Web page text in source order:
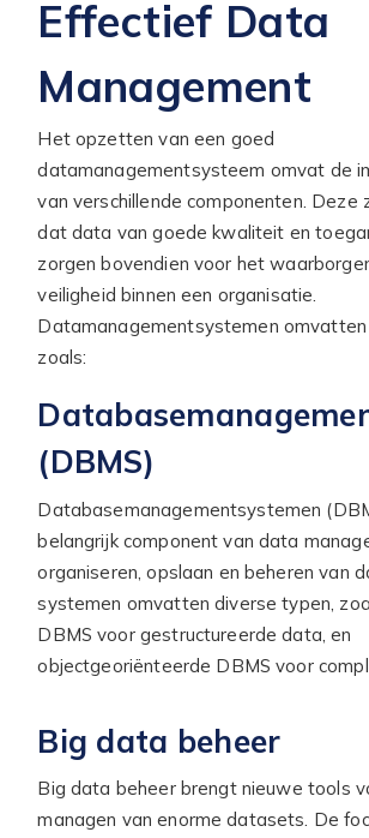
Effectief Data
Management
Het opzetten van een goed
datamanagementsysteem omvat de
van verschillende componenten. Deze
dat data van goede kwaliteit en
zorgen bovendien voor het
veiligheid binnen een organisatie.
Datamanagementsystemen
zoals:
(DBMS)
Databasemanagementsystemen
belangrijk component van data
organiseren, opslaan en beheren van
systemen omvatten diverse typen,
DBMS voor gestructureerde data, en
objectgeoriënteerde DBMS voor
Big data beheer
Big data beheer brengt nieuwe tools
managen van enorme datasets. De